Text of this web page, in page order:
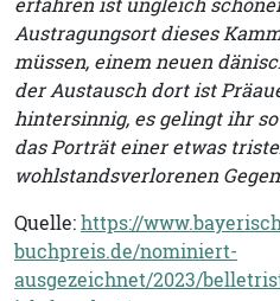
Austragungsort dieses
müssen, einem neuen
der Austausch dort ist
hintersinnig, es gelingt ihr
das Porträt einer etwas
wohlstandsverlorenen
Quelle:https://
buchpreis.de/nominiert-
ausgezeichnet/2023/